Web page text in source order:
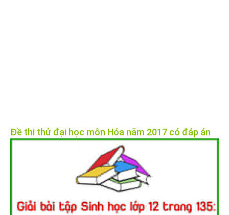
Đề thi thử đại học môn Hóa năm 2017 có đáp án